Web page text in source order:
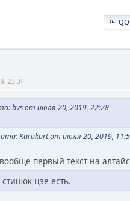
QQ
23:34
bvs от июля 20, 2019, 22:28
Karakurt от июля 20, 2019,
первый текст на
цзе есть.